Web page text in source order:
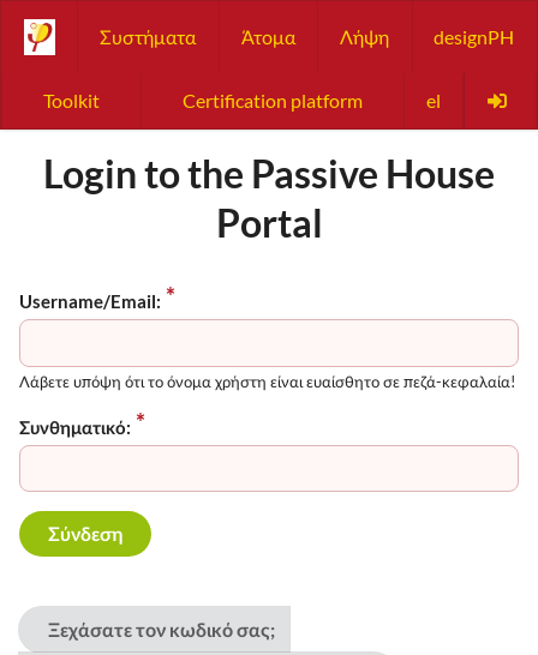
Συστήματα Άτομα Λήψη designPH
Toolkit Certification platform el
Login to the Passive House
Portal
Username/Email:
Λάβετε υπόψη ότι το όνομα χρήστη είναι ευαίσθητο σε πεζά-κεφαλαία!
Συνθηματικό:
Ξεχάσατε τον κωδικό σας;